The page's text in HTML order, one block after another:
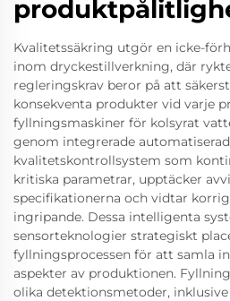
Kvalitetssäkring utgör en icke-
inom dryckestillverkning, där
regleringskrav beror på att
konsekventa produkter vid varje
fyllningsmaskiner för kolsyrat
genom integrerade
kvalitetskontrollsystem som
kritiska parametrar, upptäcker
specifikationerna och vidtar
ingripande. Dessa intelligenta
sensorteknologier strategiskt
fyllningsprocessen för att samla
aspekter av produktionen.
olika detektionsmetoder,